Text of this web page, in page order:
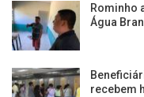
Rominho
Água
recebem